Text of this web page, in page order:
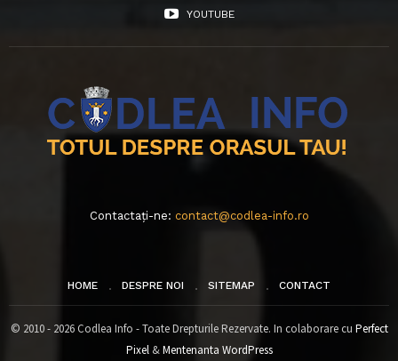
YOUTUBE
Contactați-ne: contact@codlea-info.ro
HOME DESPRE NOI SITEMAP CONTACT
© 2010 - 2026 Codlea Info - Toate Drepturile Rezervate. In colaborare cu Perfect
Pixel&Mentenanta WordPress